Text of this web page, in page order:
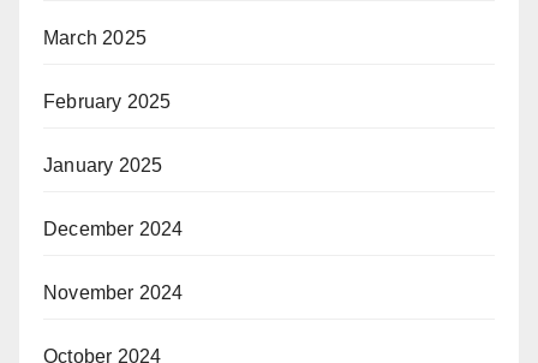
March 2025
February 2025
January 2025
December 2024
November 2024
October 2024